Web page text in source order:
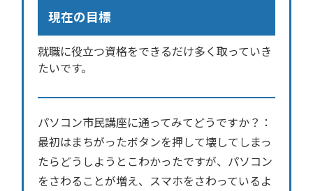
現在の目標
就職に役立つ資格をできるだけ多く取っていき
たいです。
パソコン市民講座に通ってみてどうですか？：
最初はまちがったボタンを押して壊してしまっ
たらどうしようとこわかったですが、パソコン
をさわることが増え、スマホをさわっているよ